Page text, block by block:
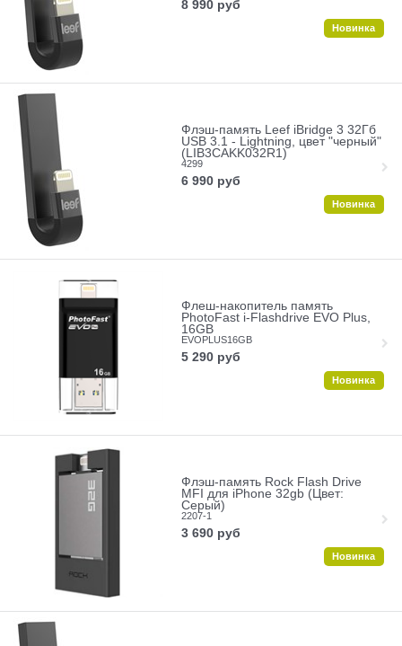
8 990 руб
Новинка
Флэш-память Leef iBridge 3 32Гб
USB 3.1 - Lightning, цвет "черный"
(LIB3CAKK032R1)
4299
6 990 руб
Новинка
Флеш-накопитель память
PhotoFast i-Flashdrive EVO Plus,
16GB
EVOPLUS16GB
5 290 руб
Новинка
Флэш-память Rock Flash Drive
MFI для iPhone 32gb (Цвет:
Серый)
2207-1
3 690 руб
Новинка